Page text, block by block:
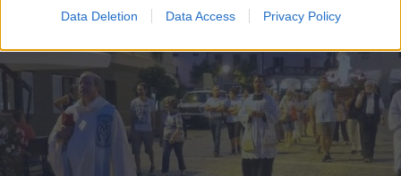
Data Deletion Data Access Privacy Policy